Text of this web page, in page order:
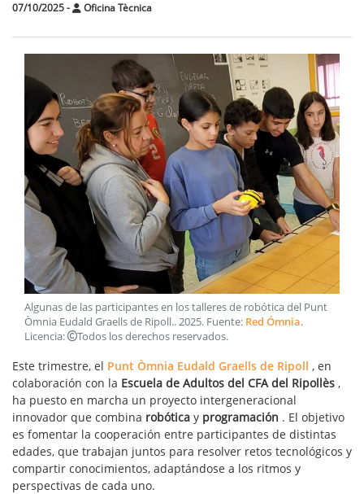
07/10/2025- Oficina Tècnica
Algunas de las participantes en los talleres de robótica del Punt
Òmnia Eudald Graells de Ripoll..2025. Fuente: Red Ómnia.
Licencia:
Todos los derechos reservados.
Este trimestre, el Punt Òmnia Eudald Graells de Ripoll , en
colaboración con la Escuela de Adultos del CFA del Ripollès ,
ha puesto en marcha un proyecto intergeneracional
innovador que combina robótica y programación . El objetivo
es fomentar la cooperación entre participantes de distintas
edades, que trabajan juntos para resolver retos tecnológicos y
compartir conocimientos, adaptándose a los ritmos y
perspectivas de cada uno.